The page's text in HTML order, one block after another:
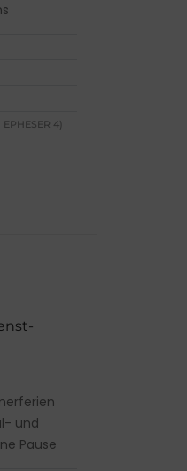
4)
und
Pause